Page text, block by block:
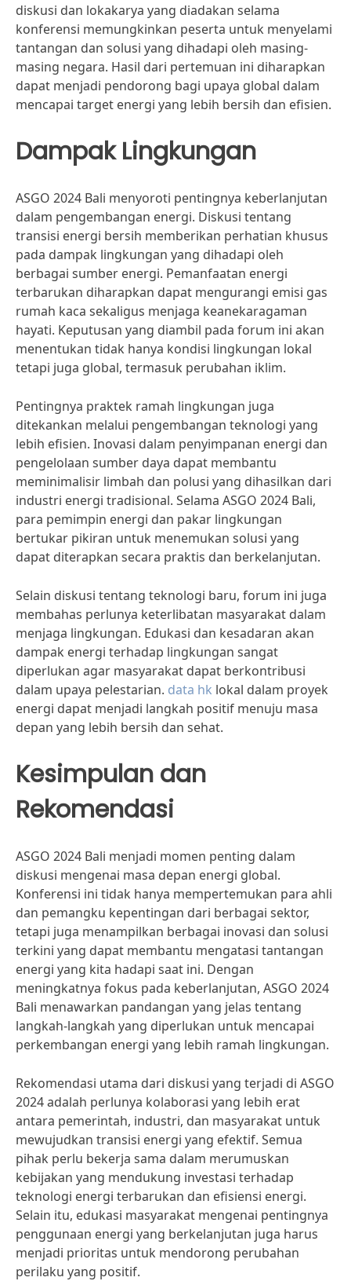
diskusi dan lokakarya yang diadakan selama
konferensi memungkinkan peserta untuk menyelami
tantangan dan solusi yang dihadapi oleh masing-
masing negara. Hasil dari pertemuan ini diharapkan
dapat menjadi pendorong bagi upaya global dalam
mencapai target energi yang lebih bersih dan efisien.
Dampak Lingkungan
ASGO 2024 Bali menyoroti pentingnya keberlanjutan
dalam pengembangan energi. Diskusi tentang
transisi energi bersih memberikan perhatian khusus
pada dampak lingkungan yang dihadapi oleh
berbagai sumber energi. Pemanfaatan energi
terbarukan diharapkan dapat mengurangi emisi gas
rumah kaca sekaligus menjaga keanekaragaman
hayati. Keputusan yang diambil pada forum ini akan
menentukan tidak hanya kondisi lingkungan lokal
tetapi juga global, termasuk perubahan iklim.
Pentingnya praktek ramah lingkungan juga
ditekankan melalui pengembangan teknologi yang
lebih efisien. Inovasi dalam penyimpanan energi dan
pengelolaan sumber daya dapat membantu
meminimalisir limbah dan polusi yang dihasilkan dari
industri energi tradisional. Selama ASGO 2024 Bali,
para pemimpin energi dan pakar lingkungan
bertukar pikiran untuk menemukan solusi yang
dapat diterapkan secara praktis dan berkelanjutan.
Selain diskusi tentang teknologi baru, forum ini juga
membahas perlunya keterlibatan masyarakat dalam
menjaga lingkungan. Edukasi dan kesadaran akan
dampak energi terhadap lingkungan sangat
diperlukan agar masyarakat dapat berkontribusi
dalam upaya pelestarian. data hk lokal dalam proyek
energi dapat menjadi langkah positif menuju masa
depan yang lebih bersih dan sehat.
Kesimpulan dan
Rekomendasi
ASGO 2024 Bali menjadi momen penting dalam
diskusi mengenai masa depan energi global.
Konferensi ini tidak hanya mempertemukan para ahli
dan pemangku kepentingan dari berbagai sektor,
tetapi juga menampilkan berbagai inovasi dan solusi
terkini yang dapat membantu mengatasi tantangan
energi yang kita hadapi saat ini. Dengan
meningkatnya fokus pada keberlanjutan, ASGO 2024
Bali menawarkan pandangan yang jelas tentang
langkah-langkah yang diperlukan untuk mencapai
perkembangan energi yang lebih ramah lingkungan.
Rekomendasi utama dari diskusi yang terjadi di ASGO
2024 adalah perlunya kolaborasi yang lebih erat
antara pemerintah, industri, dan masyarakat untuk
mewujudkan transisi energi yang efektif. Semua
pihak perlu bekerja sama dalam merumuskan
kebijakan yang mendukung investasi terhadap
teknologi energi terbarukan dan efisiensi energi.
Selain itu, edukasi masyarakat mengenai pentingnya
penggunaan energi yang berkelanjutan juga harus
menjadi prioritas untuk mendorong perubahan
perilaku yang positif.